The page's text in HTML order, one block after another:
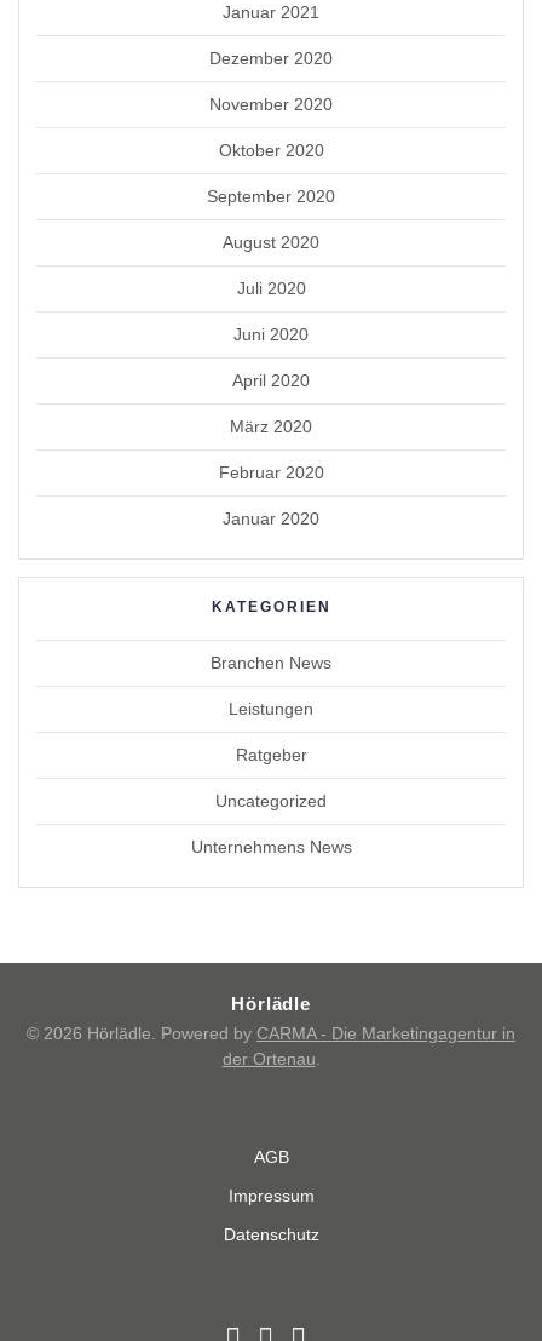
Januar 2021
Dezember 2020
November 2020
Oktober 2020
September 2020
August 2020
Juli 2020
Juni 2020
April 2020
März 2020
Februar 2020
Januar 2020
KATEGORIEN
Branchen News
Leistungen
Ratgeber
Uncategorized
Unternehmens News
Hörlädle
© 2026 Hörlädle. Powered by CARMA - Die Marketingagentur in
der Ortenau
AGB
Impressum
Datenschutz